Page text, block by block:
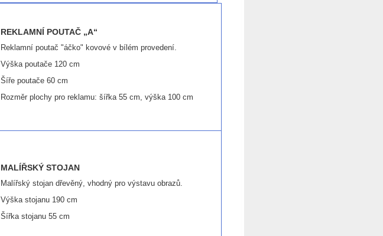
REKLAMNÍ POUTAČ „A“
Reklamní poutač "áčko" kovové v bílém provedení.
Výška poutače 120 cm
Šíře poutače 60 cm
Rozměr plochy pro reklamu: šířka 55 cm, výška 100 cm
MALÍŘSKÝ STOJAN
Malířský stojan dřevěný, vhodný pro výstavu obrazů.
Výška stojanu 190 cm
Šířka stojanu 55 cm